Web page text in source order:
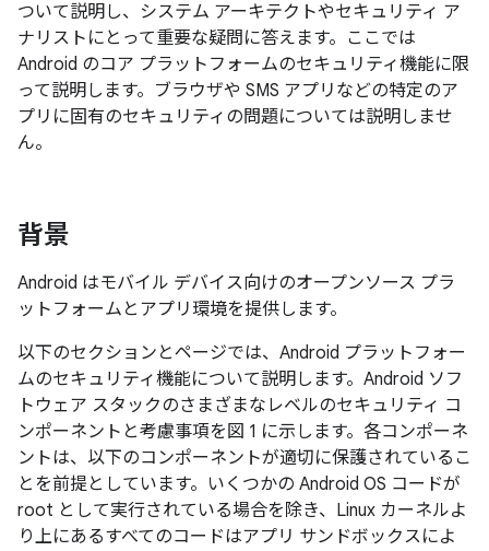
ついて説明し、システム アーキテクトやセキュリティ ア
ナリストにとって重要な疑問に答えます。ここでは
Android のコア プラットフォームのセキュリティ機能に限
って説明します。ブラウザや SMS アプリなどの特定のア
プリに固有のセキュリティの問題については説明しませ
ん。
背景
Android はモバイル デバイス向けのオープンソース プラ
ットフォームとアプリ環境を提供します。
以下のセクションとページでは、Android プラットフォー
ムのセキュリティ機能について説明します。Android ソフ
トウェア スタックのさまざまなレベルのセキュリティ コ
ンポーネントと考慮事項を図 1 に示します。各コンポーネ
ントは、以下のコンポーネントが適切に保護されているこ
とを前提としています。いくつかの Android OS コードが
root として実行されている場合を除き、Linux カーネルよ
り上にあるすべてのコードはアプリ サンドボックスによ